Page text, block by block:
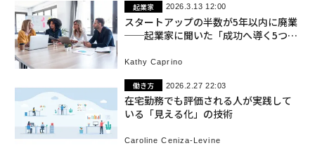
起業家 2026.3.13 12:00
スタートアップの半数が5年以内に廃業
──起業家に聞いた「成功へ導く5つの
Kathy Caprino
働き方 2026.2.27 22:03
在宅勤務でも評価される人が実践して
いる「見える化」の技術
Caroline Ceniza-Levine